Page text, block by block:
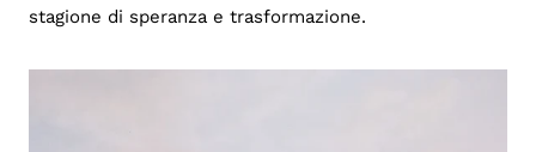
stagione di speranza e trasformazione.